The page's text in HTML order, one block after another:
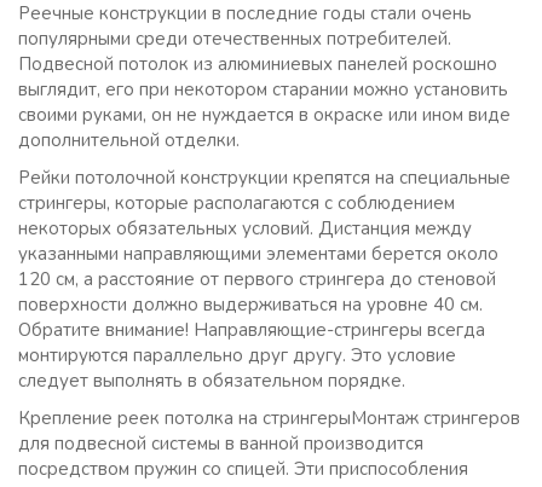
Реечные конструкции в последние годы стали очень
популярными среди отечественных потребителей.
Подвесной потолок из алюминиевых панелей роскошно
выглядит, его при некотором старании можно установить
своими руками, он не нуждается в окраске или ином виде
дополнительной отделки.
Рейки потолочной конструкции крепятся на специальные
стрингеры, которые располагаются с соблюдением
некоторых обязательных условий. Дистанция между
указанными направляющими элементами берется около
120 см, а расстояние от первого стрингера до стеновой
поверхности должно выдерживаться на уровне 40 см.
Обратите внимание! Направляющие-стрингеры всегда
монтируются параллельно друг другу. Это условие
следует выполнять в обязательном порядке.
Крепление реек потолка на стрингерыМонтаж стрингеров
для подвесной системы в ванной производится
посредством пружин со спицей. Эти приспособления